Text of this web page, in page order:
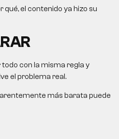
qué, el contenido ya hizo su
con la misma regla y
el problema real.
más barata puede